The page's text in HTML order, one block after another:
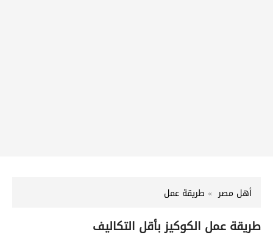
أهل مصر طريقة عمل
طريقة عمل الكوكيز بأقل التكاليف